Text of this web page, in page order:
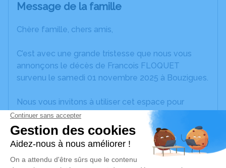
Message de la famille
Chère famille, chers amis,
C’est avec une grande tristesse que nous vous
annonçons le décès de Francois FLOQUET
survenu le samedi 01 novembre 2025 à Bouzigues.
Nous vous invitons à utiliser cet espace pour
laisser vos condoléances, partager des photos
souvenirs, une anecdote ou exprimer vos pensées
à travers des poèmes ou des textes. Cet endroit
est un lieu d'expression dédié à honorer la
mémoire de Francois FLOQUET.